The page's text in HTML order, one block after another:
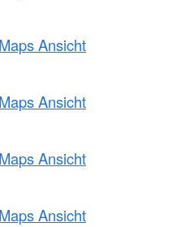
Ansicht
Ansicht
Ansicht
Ansicht